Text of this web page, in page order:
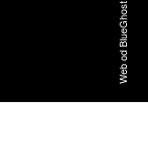
Web od BlueGhost